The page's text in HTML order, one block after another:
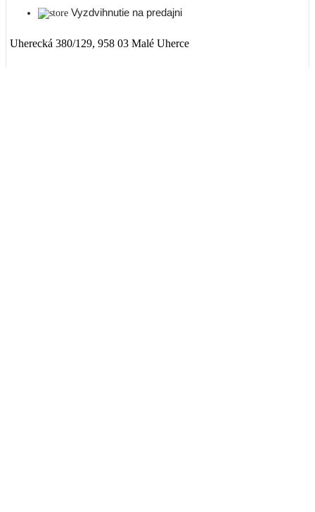
Vyzdvihnutie na predajni
Uherecká 380/129, 958 03 Malé Uherce